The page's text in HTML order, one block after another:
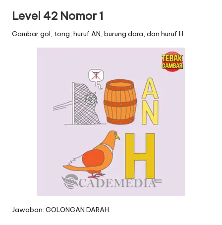
Level 42 Nomor 1
Gambar gol, tong, huruf AN, burung dara, dan huruf H.
Jawaban: GOLONGAN DARAH.